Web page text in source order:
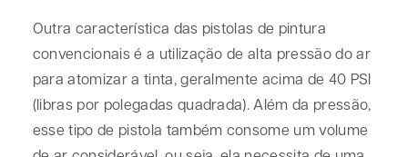
Outra característica das pistolas de pintura
convencionais é a utilização de alta pressão do ar
para atomizar a tinta, geralmente acima de 40 PSI
(libras por polegadas quadrada). Além da pressão,
esse tipo de pistola também consome um volume